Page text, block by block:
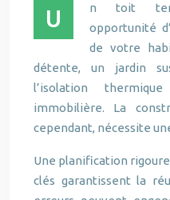
U
n toit
opportunité
de votre
détente, un jardin
l’isolation
immobilière. La
cependant, nécessite
Une planification
clés garantissent la